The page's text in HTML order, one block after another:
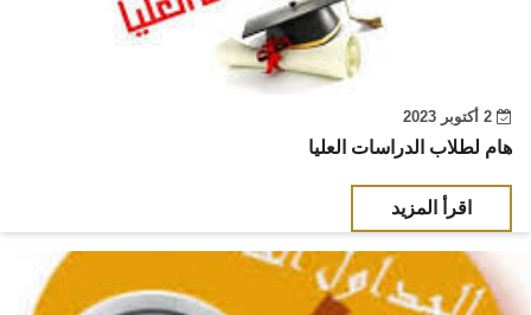
هام لطلاب الدراسات العليا
اقرأ المزيد